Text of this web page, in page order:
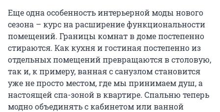
Еще одна особенность интерьерной моды нового
сезона – курс на расширение функциональности
помещений. Границы комнат в доме постепенно
стираются. Как кухня и гостиная постепенно из
отдельных помещений превращаются в столовую,
так и, к примеру, ванная с санузлом становится
уже не просто местом, где мы принимаем душ, а
настоящей спа-зоной в квартире. Спальню теперь
модно объединять с кабинетом или ванной